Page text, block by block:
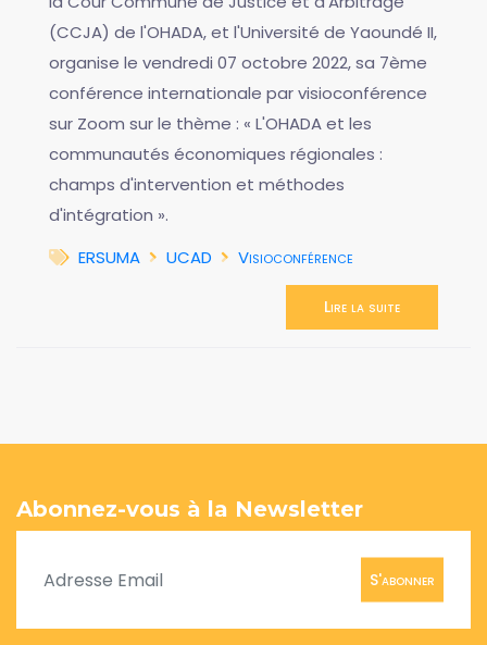
(CCJA) de l'OHADA, et l'Université de Yaoundé II,
organise le vendredi 07 octobre 2022, sa 7ème
conférence internationale par visioconférence
sur Zoom sur le thème : « L'OHADA et les
communautés économiques régionales :
champs d'intervention et méthodes
d'intégration ».
ERSUMA
UCAD Visioconférence
Lire la suite
Abonnez-vous à la Newsletter
S'abonner